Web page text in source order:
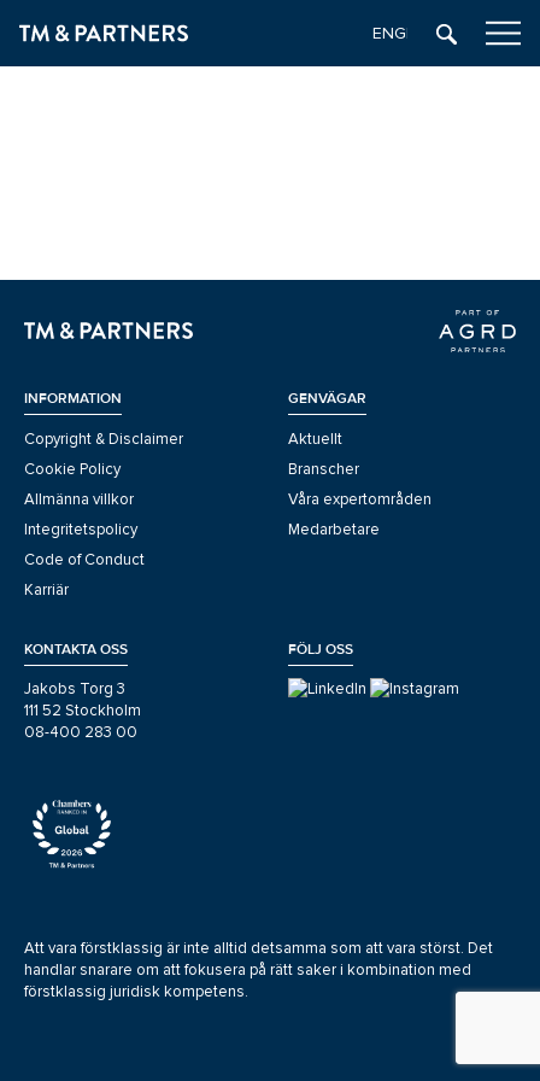
ENGELSKA
INFORMATION
Copyright & Disclaimer
Cookie Policy
Allmänna villkor
Integritetspolicy
Code of Conduct
Karriär
GENVÄGAR
Aktuellt
Branscher
Våra expertområden
Medarbetare
KONTAKTA OSS
Jakobs Torg 3
111 52 Stockholm
08-400 283 00
FÖLJ OSS
Att vara förstklassig är inte alltid detsamma som att vara störst. Det
handlar snarare om att fokusera på rätt saker i kombination med
förstklassig juridisk kompetens.